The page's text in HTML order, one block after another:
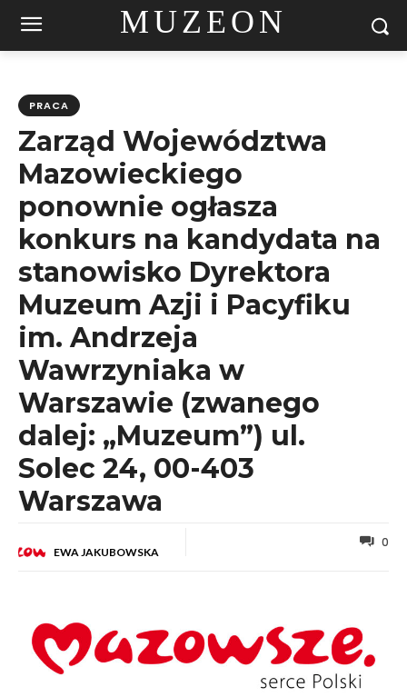
MUZEON
PRACA
Zarząd Województwa
Mazowieckiego
ponownie ogłasza
konkurs na kandydata na
stanowisko Dyrektora
Muzeum Azji i Pacyfiku
im. Andrzeja
Wawrzyniaka w
Warszawie (zwanego
dalej: „Muzeum”) ul.
Solec 24, 00-403
Warszawa
EWA JAKUBOWSKA
0